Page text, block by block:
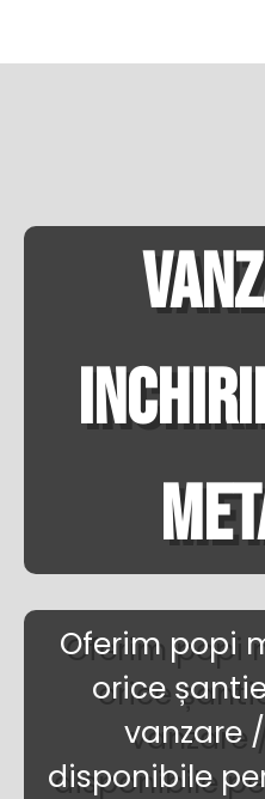
Oferim popi
orice
vanzare
disponibile